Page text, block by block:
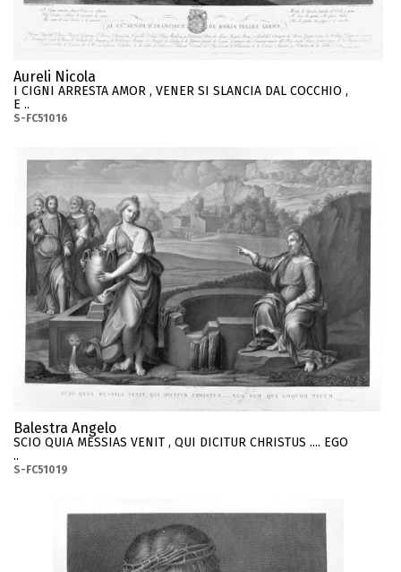
Aureli Nicola
I CIGNI ARRESTA AMOR , VENER SI SLANCIA DAL COCCHIO ,
E ..
S-FC51016
Balestra Angelo
SCIO QUIA MESSIAS VENIT , QUI DICITUR CHRISTUS .... EGO
..
S-FC51019